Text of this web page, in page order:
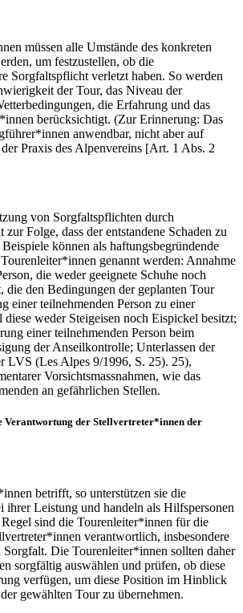
müssen alle Umstände des konkreten
um festzustellen, ob die
Sorgfaltspflicht verletzt haben. So werden
der Tour, das Niveau der
die Erfahrung und das
berücksichtigt. (Zur Erinnerung: Das
anwendbar, nicht aber auf
Praxis des Alpenvereins [Art. 1 Abs. 2
von Sorgfaltspflichten durch
Folge, dass der entstandene Schaden zu
können als haftungsbegründende
genannt werden: Annahme
die weder geeignete Schuhe noch
die den Bedingungen der geplanten Tour
einer teilnehmenden Person zu einer
weder Steigeisen noch Eispickel besitzt;
einer teilnehmenden Person beim
der Anseilkontrolle; Unterlassen der
LVS (Les Alpes 9/1996, S. 25). 25),
Vorsichtsmassnahmen, wie das
an gefährlichen Stellen.
Verantwortung der Stellvertreter*innen der
betrifft, so unterstützen sie die
ihrer Leistung und handeln als Hilfspersonen
sind die Tourenleiter*innen für die
verantwortlich, insbesondere
Sorgfalt. Die Tourenleiter*innen sollten daher
sorgfältig auswählen und prüfen, ob diese
verfügen, um diese Position im Hinblick
gewählten Tour zu übernehmen.